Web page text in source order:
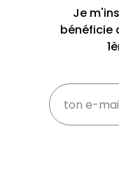
Je
bénéficie